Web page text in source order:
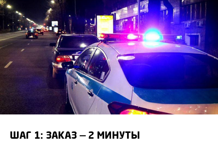
ШАГ 1: ЗАКАЗ — 2 МИНУТЫ